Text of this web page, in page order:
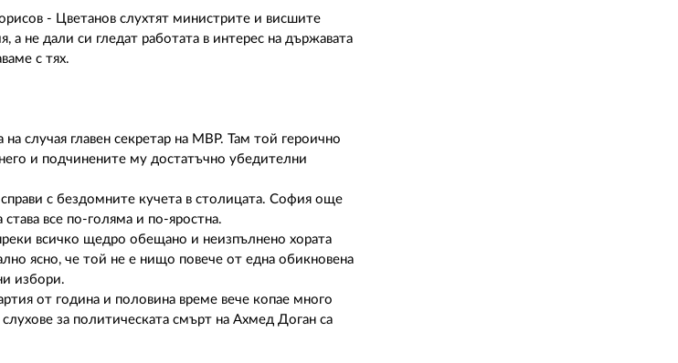
- Цветанов слухтят министрите и висшите
а не дали си гледат работата в интерес на държавата
с тях.
случая главен секретар на МВР. Там той героично
и подчинените му достатъчно убедителни
с бездомните кучета в столицата. София още
все по-голяма и по-яростна.
всичко щедро обещано и неизпълнено хората
ясно, че той не е нищо повече от една обикновена
избори.
от година и половина време вече копае много
за политическата смърт на Ахмед Доган са